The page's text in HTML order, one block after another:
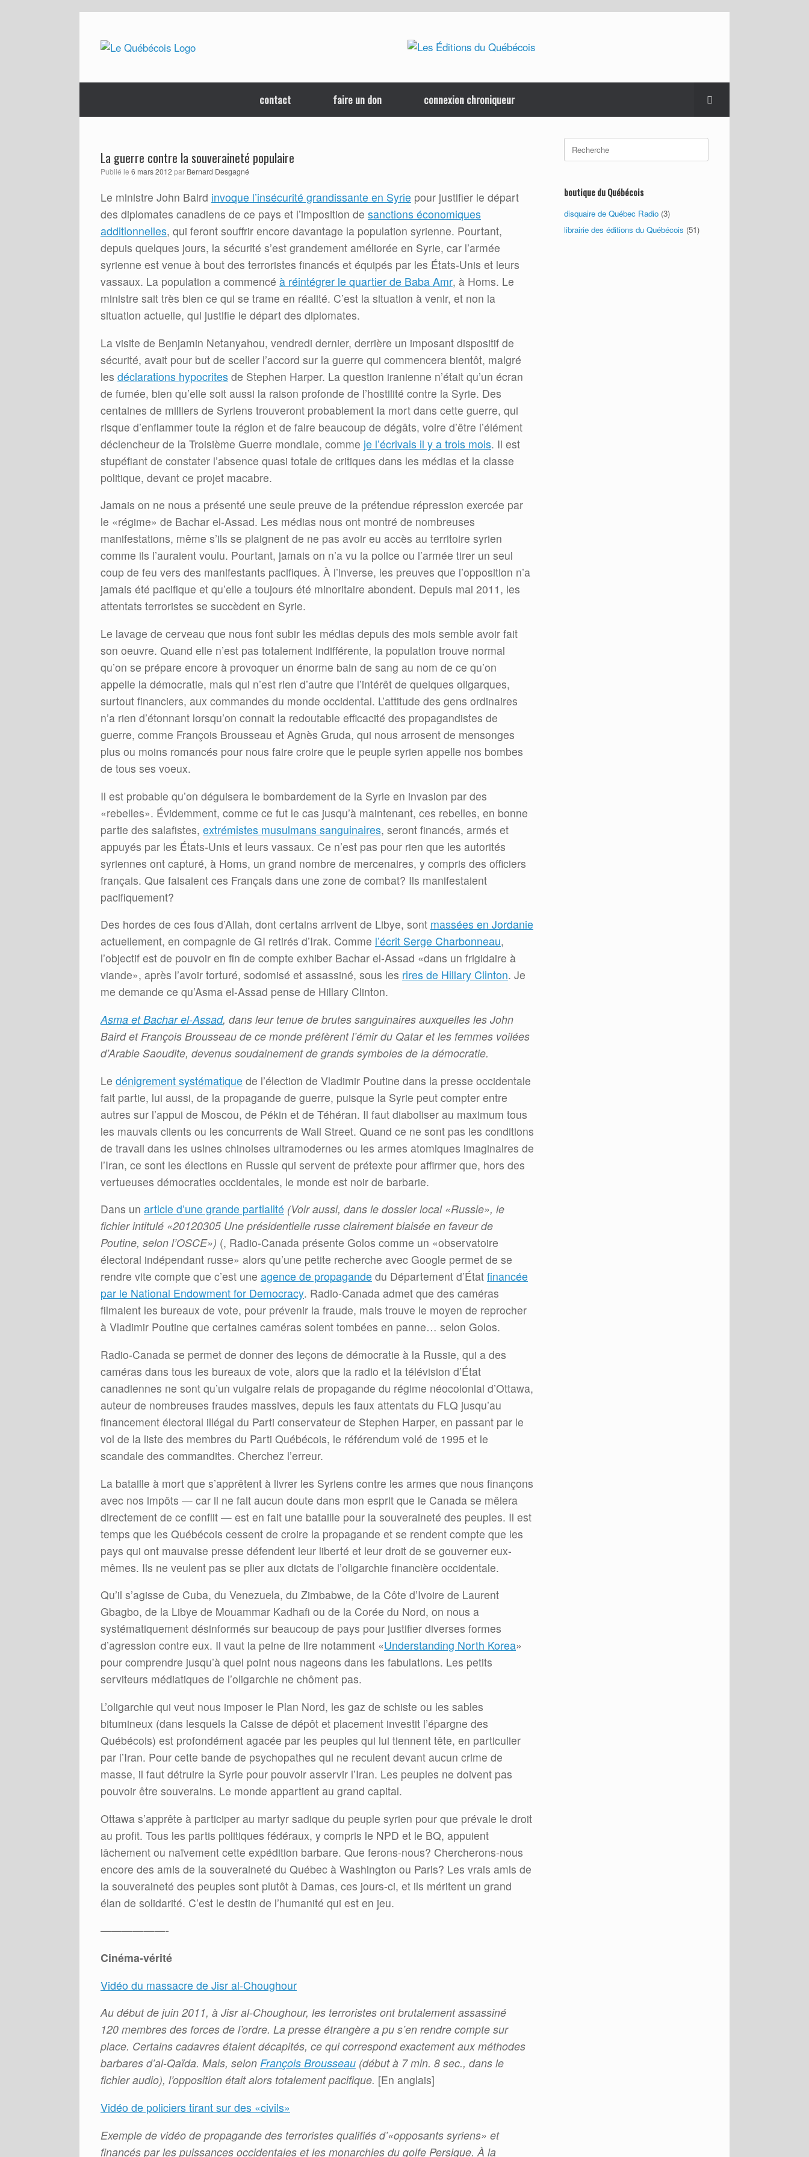
content
contact faire un don connexion chroniqueur
La guerre contre la souveraineté populaire
Publié le 6 mars 2012 par Bernard Desgagné
Le ministre John Baird invoque l’insécurité grandissante en Syrie pour justifier le départ
des diplomates canadiens de ce pays et l’imposition de sanctions économiques
additionnelles, qui feront souffrir encore davantage la population syrienne. Pourtant,
depuis quelques jours, la sécurité s’est grandement améliorée en Syrie, car l’armée
syrienne est venue à bout des terroristes financés et équipés par les États-Unis et leurs
vassaux. La population a commencé à réintégrer le quartier de Baba Amr, à Homs. Le
ministre sait très bien ce qui se trame en réalité. C’est la situation à venir, et non la
situation actuelle, qui justifie le départ des diplomates.
La visite de Benjamin Netanyahou, vendredi dernier, derrière un imposant dispositif de
sécurité, avait pour but de sceller l’accord sur la guerre qui commencera bientôt, malgré
les déclarations hypocrites de Stephen Harper. La question iranienne n’était qu’un écran
de fumée, bien qu’elle soit aussi la raison profonde de l’hostilité contre la Syrie. Des
centaines de milliers de Syriens trouveront probablement la mort dans cette guerre, qui
risque d’enflammer toute la région et de faire beaucoup de dégâts, voire d’être l’élément
déclencheur de la Troisième Guerre mondiale, comme je l’écrivais il y a trois mois. Il est
stupéfiant de constater l’absence quasi totale de critiques dans les médias et la classe
politique, devant ce projet macabre.
Jamais on ne nous a présenté une seule preuve de la prétendue répression exercée par
le «régime» de Bachar el-Assad. Les médias nous ont montré de nombreuses
manifestations, même s’ils se plaignent de ne pas avoir eu accès au territoire syrien
comme ils l’auraient voulu. Pourtant, jamais on n’a vu la police ou l’armée tirer un seul
coup de feu vers des manifestants pacifiques. À l’inverse, les preuves que l’opposition n’a
jamais été pacifique et qu’elle a toujours été minoritaire abondent. Depuis mai 2011, les
attentats terroristes se succèdent en Syrie.
Le lavage de cerveau que nous font subir les médias depuis des mois semble avoir fait
son oeuvre. Quand elle n’est pas totalement indifférente, la population trouve normal
qu’on se prépare encore à provoquer un énorme bain de sang au nom de ce qu’on
appelle la démocratie, mais qui n’est rien d’autre que l’intérêt de quelques oligarques,
surtout financiers, aux commandes du monde occidental. L’attitude des gens ordinaires
n’a rien d’étonnant lorsqu’on connait la redoutable efficacité des propagandistes de
guerre, comme François Brousseau et Agnès Gruda, qui nous arrosent de mensonges
plus ou moins romancés pour nous faire croire que le peuple syrien appelle nos bombes
de tous ses voeux.
Il est probable qu’on déguisera le bombardement de la Syrie en invasion par des
«rebelles». Évidemment, comme ce fut le cas jusqu’à maintenant, ces rebelles, en bonne
partie des salafistes, extrémistes musulmans sanguinaires, seront financés, armés et
appuyés par les États-Unis et leurs vassaux. Ce n’est pas pour rien que les autorités
syriennes ont capturé, à Homs, un grand nombre de mercenaires, y compris des officiers
français. Que faisaient ces Français dans une zone de combat? Ils manifestaient
pacifiquement?
Des hordes de ces fous d’Allah, dont certains arrivent de Libye, sont massées en Jordanie
actuellement, en compagnie de GI retirés d’Irak. Comme l’écrit Serge Charbonneau,
l’objectif est de pouvoir en fin de compte exhiber Bachar el-Assad «dans un frigidaire à
viande», après l’avoir torturé, sodomisé et assassiné, sous les rires de Hillary Clinton. Je
me demande ce qu’Asma el-Assad pense de Hillary Clinton.
Asma et Bachar el-Assad, dans leur tenue de brutes sanguinaires auxquelles les John
Baird et François Brousseau de ce monde préfèrent l’émir du Qatar et les femmes voilées
d’Arabie Saoudite, devenus soudainement de grands symboles de la démocratie.
Le dénigrement systématique de l’élection de Vladimir Poutine dans la presse occidentale
fait partie, lui aussi, de la propagande de guerre, puisque la Syrie peut compter entre
autres sur l’appui de Moscou, de Pékin et de Téhéran. Il faut diaboliser au maximum tous
les mauvais clients ou les concurrents de Wall Street. Quand ce ne sont pas les conditions
de travail dans les usines chinoises ultramodernes ou les armes atomiques imaginaires de
l’Iran, ce sont les élections en Russie qui servent de prétexte pour affirmer que, hors des
vertueuses démocraties occidentales, le monde est noir de barbarie.
Dans un article d’une grande partialité (Voir aussi, dans le dossier local «Russie», le
fichier intitulé «20120305 Une présidentielle russe clairement biaisée en faveur de
Poutine, selon l’OSCE») (, Radio-Canada présente Golos comme un «observatoire
électoral indépendant russe» alors qu’une petite recherche avec Google permet de se
rendre vite compte que c’est une agence de propagande du Département d’État financée
par le National Endowment for Democracy. Radio-Canada admet que des caméras
filmaient les bureaux de vote, pour prévenir la fraude, mais trouve le moyen de reprocher
à Vladimir Poutine que certaines caméras soient tombées en panne… selon Golos.
Radio-Canada se permet de donner des leçons de démocratie à la Russie, qui a des
caméras dans tous les bureaux de vote, alors que la radio et la télévision d’État
canadiennes ne sont qu’un vulgaire relais de propagande du régime néocolonial d’Ottawa,
auteur de nombreuses fraudes massives, depuis les faux attentats du FLQ jusqu’au
financement électoral illégal du Parti conservateur de Stephen Harper, en passant par le
vol de la liste des membres du Parti Québécois, le référendum volé de 1995 et le
scandale des commandites. Cherchez l’erreur.
La bataille à mort que s’apprêtent à livrer les Syriens contre les armes que nous finançons
avec nos impôts — car il ne fait aucun doute dans mon esprit que le Canada se mêlera
directement de ce conflit — est en fait une bataille pour la souveraineté des peuples. Il est
temps que les Québécois cessent de croire la propagande et se rendent compte que les
pays qui ont mauvaise presse défendent leur liberté et leur droit de se gouverner eux-
mêmes. Ils ne veulent pas se plier aux dictats de l’oligarchie financière occidentale.
Qu’il s’agisse de Cuba, du Venezuela, du Zimbabwe, de la Côte d’Ivoire de Laurent
Gbagbo, de la Libye de Mouammar Kadhafi ou de la Corée du Nord, on nous a
systématiquement désinformés sur beaucoup de pays pour justifier diverses formes
d’agression contre eux. Il vaut la peine de lire notamment «Understanding North Korea»
pour comprendre jusqu’à quel point nous nageons dans les fabulations. Les petits
serviteurs médiatiques de l’oligarchie ne chôment pas.
L’oligarchie qui veut nous imposer le Plan Nord, les gaz de schiste ou les sables
bitumineux (dans lesquels la Caisse de dépôt et placement investit l’épargne des
Québécois) est profondément agacée par les peuples qui lui tiennent tête, en particulier
par l’Iran. Pour cette bande de psychopathes qui ne reculent devant aucun crime de
masse, il faut détruire la Syrie pour pouvoir asservir l’Iran. Les peuples ne doivent pas
pouvoir être souverains. Le monde appartient au grand capital.
Ottawa s’apprête à participer au martyr sadique du peuple syrien pour que prévale le droit
au profit. Tous les partis politiques fédéraux, y compris le NPD et le BQ, appuient
lâchement ou naïvement cette expédition barbare. Que ferons-nous? Chercherons-nous
encore des amis de la souveraineté du Québec à Washington ou Paris? Les vrais amis de
la souveraineté des peuples sont plutôt à Damas, ces jours-ci, et ils méritent un grand
élan de solidarité. C’est le destin de l’humanité qui est en jeu.
——————-
Cinéma-vérité
Vidéo du massacre de Jisr al-Choughour
Au début de juin 2011, à Jisr al-Choughour, les terroristes ont brutalement assassiné
120 membres des forces de l’ordre. La presse étrangère a pu s’en rendre compte sur
place. Certains cadavres étaient décapités, ce qui correspond exactement aux méthodes
barbares d’al-Qaïda. Mais, selon François Brousseau (début à 7 min. 8 sec., dans le
fichier audio), l’opposition était alors totalement pacifique. [En anglais]
Vidéo de policiers tirant sur des «civils»
Exemple de vidéo de propagande des terroristes qualifiés d’«opposants syriens» et
financés par les puissances occidentales et les monarchies du golfe Persique. À la
Search
for:
boutique du Québécois
disquaire de Québec Radio (3)
librairie des éditions du Québécois (51)